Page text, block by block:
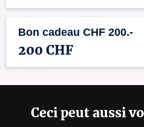
Bon cadeau CHF 200.-
200 CHF
Ceci peut aussi